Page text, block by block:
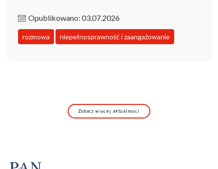
Opublikowano: 03.07.2026
rozmowa niepełnosprawność i zaangażowanie
Zobacz więcej aktualności